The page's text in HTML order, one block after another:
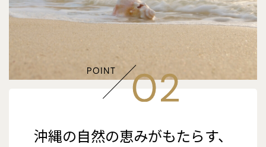
沖縄の自然の恵みがもたらす、